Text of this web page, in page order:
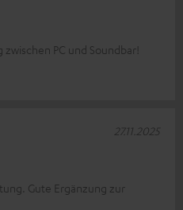
PC und Soundbar!
Gute Ergänzung zur
27.11.2025